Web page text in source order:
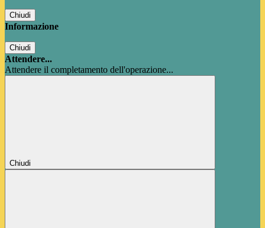
Chiudi
Informazione
Chiudi
Attendere...
Attendere il completamento dell'operazione...
Chiudi